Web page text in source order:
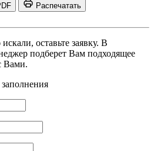
Распечатать
оставьте заявку. В
подберет Вам подходящее
Вами.